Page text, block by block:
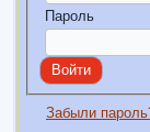
Пароль
Забыли